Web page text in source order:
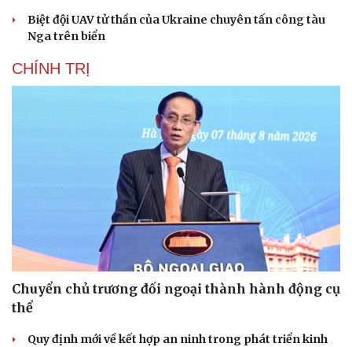
Biệt đội UAV tử thần của Ukraine chuyên tấn công tàu
Nga trên biển
CHÍNH TRỊ
Chuyển chủ trương đối ngoại thành hành động cụ
thể
Quy định mới về kết hợp an ninh trong phát triển kinh